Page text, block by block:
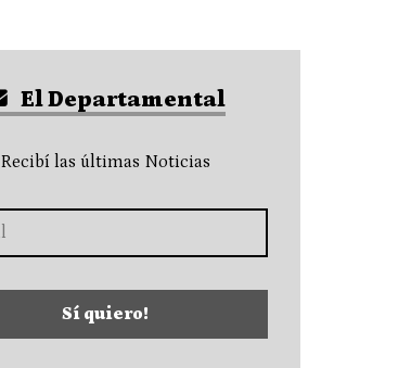
El Departamental
Recibí las últimas Noticias
Sí quiero!